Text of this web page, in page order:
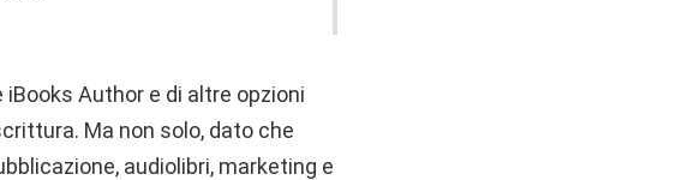
Author e di altre opzioni
Ma non solo, dato che
audiolibri, marketing e